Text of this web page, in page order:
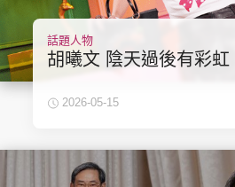
話題人物
胡曦文 陰天過後有彩虹
2026-05-15